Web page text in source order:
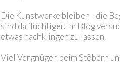
Die Kunstwerke bleiben - die
sind da flüchtiger. Im Blog
etwas nachklingen zu lassen.
Viel Vergnügen beim Stöbern